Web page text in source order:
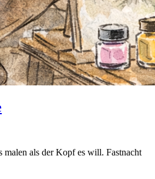
malen als der Kopf es will. Fastnacht